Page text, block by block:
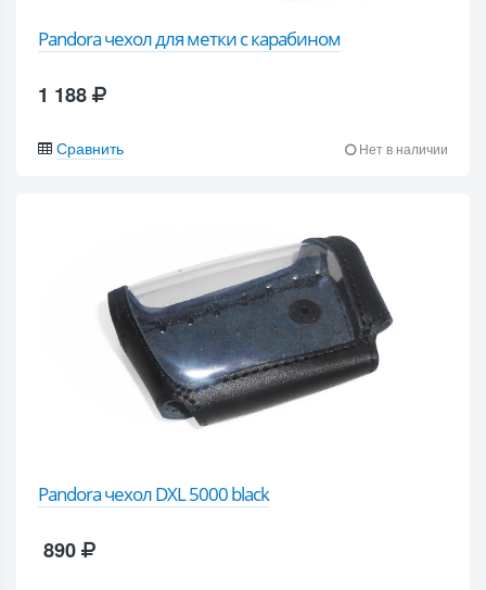
Pandora чехол для метки с карабином
1 188
Сравнить Нет в наличии
Pandora чехол DXL 5000 black
890